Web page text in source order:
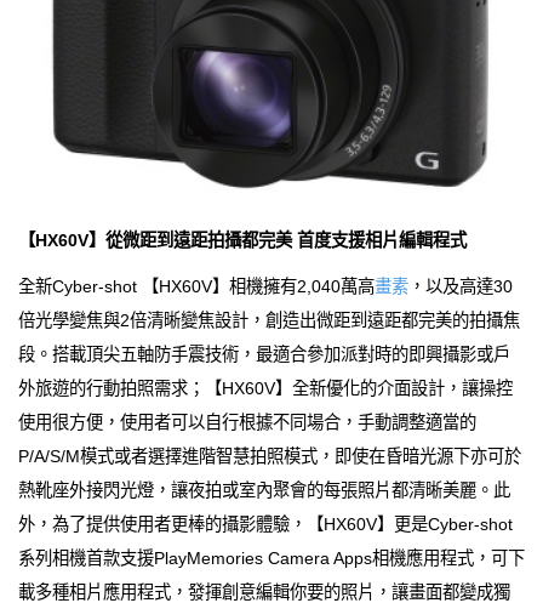
【HX60V】從微距到遠距拍攝都完美 首度支援相片編輯程式
全新Cyber-shot 【HX60V】相機擁有2,040萬高畫素 ，以及高達30
倍光學變焦與2倍清晰變焦設計，創造出微距到遠距都完美的拍攝焦
段。搭載頂尖五軸防手震技術，最適合參加派對時的即興攝影或戶
外旅遊的行動拍照需求；【HX60V】全新優化的介面設計，讓操控
使用很方便，使用者可以自行根據不同場合，手動調整適當的
P/A/S/M模式或者選擇進階智慧拍照模式，即使在昏暗光源下亦可於
熱靴座外接閃光燈，讓夜拍或室內聚會的每張照片都清晰美麗。此
外，為了提供使用者更棒的攝影體驗，【HX60V】更是Cyber-shot
系列相機首款支援PlayMemories Camera Apps相機應用程式，可下
載多種相片應用程式，發揮創意編輯你要的照片，讓畫面都變成獨